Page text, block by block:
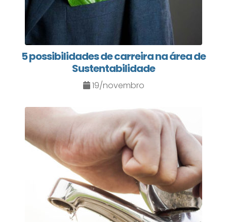
5 possibilidades de carreira na área de
Sustentabilidade
19/novembro